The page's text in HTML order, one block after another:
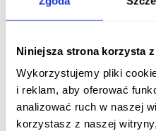
Niniejsza strona korzysta
Wykorzystujemy pliki
i reklam, aby oferować
analizować ruch w naszej
korzystasz z naszej
serotoniny, takimi jak
W leczeniu łagodnych
wsparcie tradycyjnej
ziołowe leki i suplementy.
składniki wspierające